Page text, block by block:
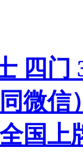
四门
同微
国上